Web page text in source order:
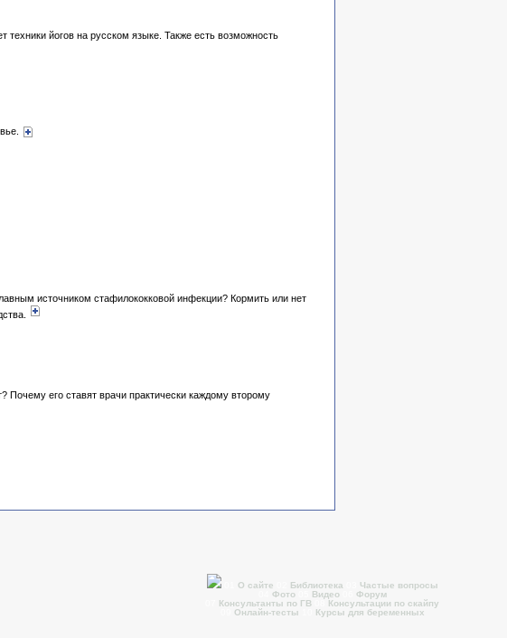
йогов на русском языке. Также есть возможность
источником стафилококковой инфекции? Кормить или нет
Почему его ставят врачи практически каждому второму
01 О сайте Библиотека
Частые вопросы
Фото05 Видео06 Форум
Консультанты по ГВ
Консультации по скайпу
Онлайн-тесты Курсы для беременных